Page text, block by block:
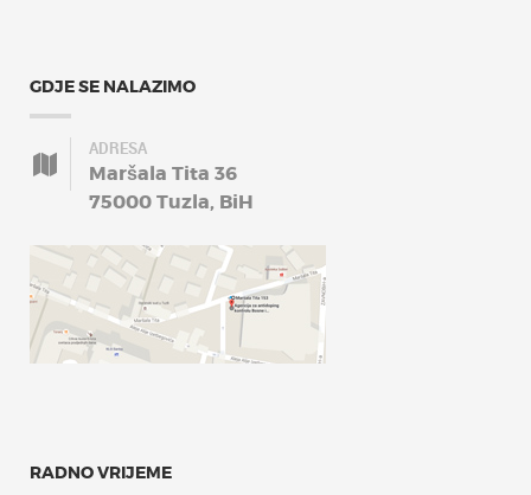
GDJE SE NALAZIMO
ADRESA
Maršala Tita 36
75000 Tuzla, BiH
RADNO VRIJEME